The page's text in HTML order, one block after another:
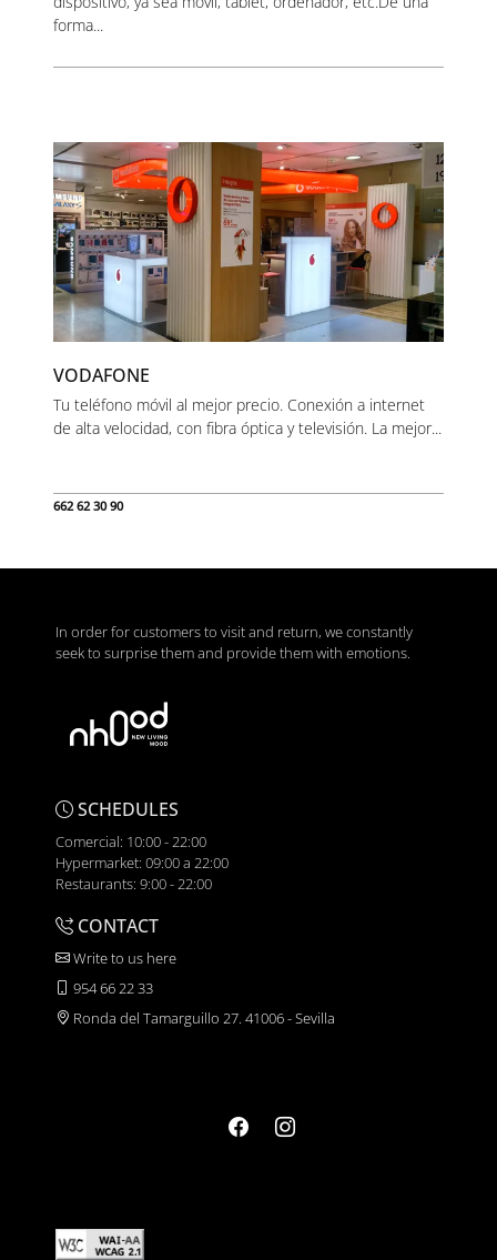
forma...
VODAFONE
Tu teléfono móvil al mejor precio. Conexión a internet
de alta velocidad, con fibra óptica y televisión. La mejor...
662 62 30 90
In order for customers to visit and return, we constantly
seek to surprise them and provide them with emotions.
SCHEDULES
Comercial: 10:00 - 22:00
Hypermarket: 09:00 a 22:00
Restaurants: 9:00 - 22:00
CONTACT
Write to us here
954 66 22 33
Ronda del Tamarguillo 27. 41006 - Sevilla